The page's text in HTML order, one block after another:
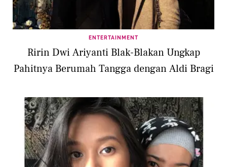
ENTERTAINMENT
Ririn Dwi Ariyanti Blak-Blakan Ungkap
Pahitnya Berumah Tangga dengan Aldi Bragi